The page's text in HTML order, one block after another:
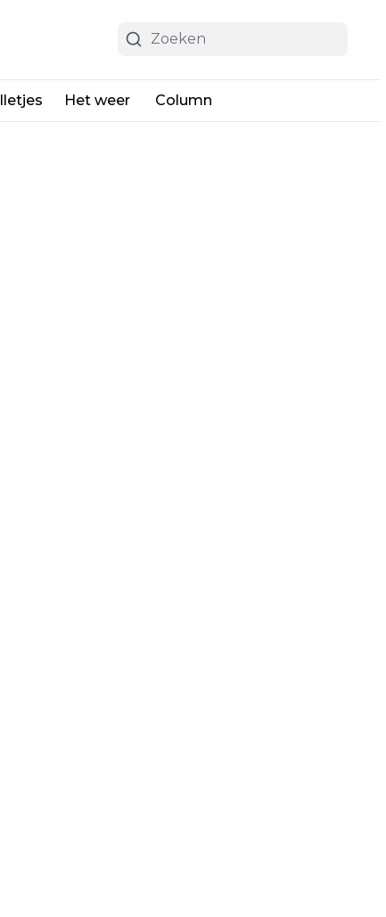
Het weer Column